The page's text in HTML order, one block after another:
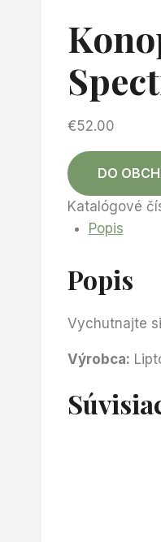
€52.00
DO
Katalógové
Popis
Popis
Vychutnajte
Výrobca: